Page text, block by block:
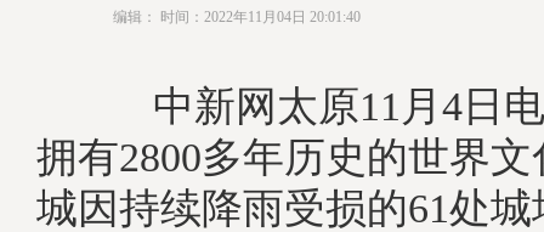
编辑： 时间：2022年11月04日 20:01:40
中新网太原11月4日电
拥有2800多年历史的世界
城因持续降雨受损的61处